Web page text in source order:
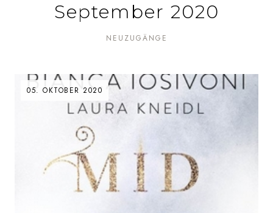
September 2020
NEUZUGÄNGE
05. OKTOBER 2020